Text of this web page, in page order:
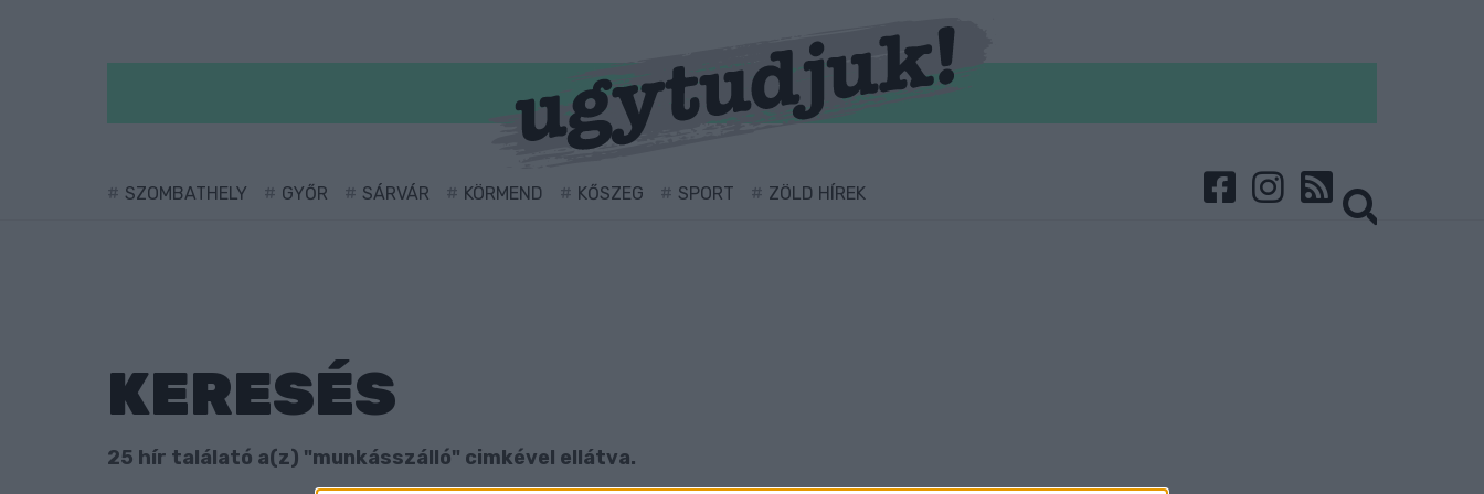
SZOMBATHELY GYŐR SÁRVÁR KÖRMEND KŐSZEG SPORT ZÖLD HÍREK
KERESÉS
25 hír találató a(z) "munkásszálló" cimkével ellátva.